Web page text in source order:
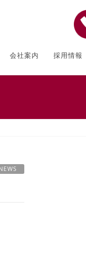
会社案内 採用情報